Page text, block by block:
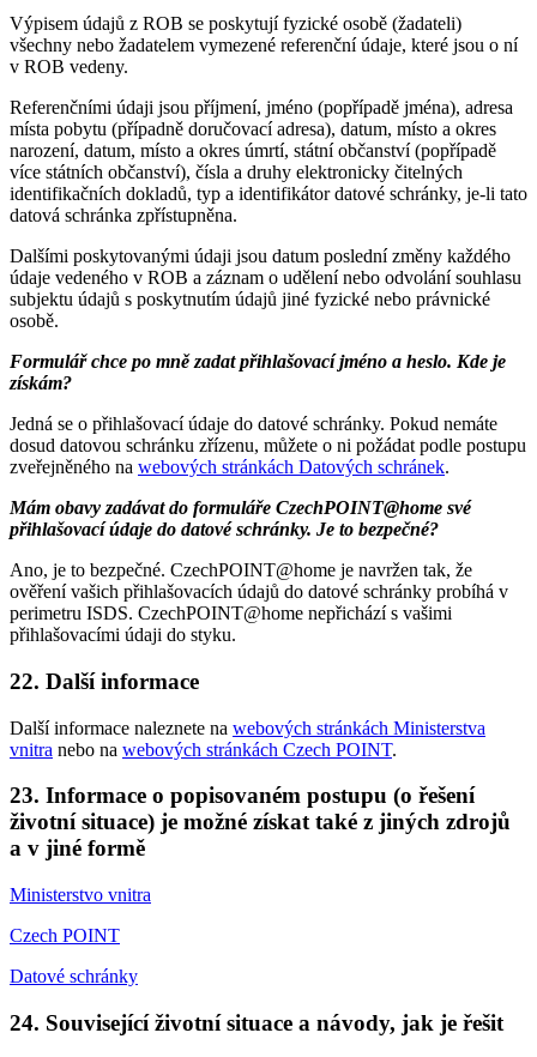
Výpisem údajů z ROB se poskytují fyzické osobě (žadateli)
všechny nebo žadatelem vymezené referenční údaje, které jsou o ní
v ROB vedeny.
Referenčními údaji jsou příjmení, jméno (popřípadě jména), adresa
místa pobytu (případně doručovací adresa), datum, místo a okres
narození, datum, místo a okres úmrtí, státní občanství (popřípadě
více státních občanství), čísla a druhy elektronicky čitelných
identifikačních dokladů, typ a identifikátor datové schránky, je-li tato
datová schránka zpřístupněna.
Dalšími poskytovanými údaji jsou datum poslední změny každého
údaje vedeného v ROB a záznam o udělení nebo odvolání souhlasu
subjektu údajů s poskytnutím údajů jiné fyzické nebo právnické
osobě.
Formulář chce po mně zadat přihlašovací jméno a heslo. Kde je
získám?
Jedná se o přihlašovací údaje do datové schránky. Pokud nemáte
dosud datovou schránku zřízenu, můžete o ni požádat podle postupu
zveřejněného na webových stránkách Datových schránek.
Mám obavy zadávat do formuláře CzechPOINT@home své
přihlašovací údaje do datové schránky. Je to bezpečné?
Ano, je to bezpečné. CzechPOINT@home je navržen tak, že
ověření vašich přihlašovacích údajů do datové schránky probíhá v
perimetru ISDS. CzechPOINT@home nepřichází s vašimi
přihlašovacími údaji do styku.
22. Další informace
Další informace naleznete na webových stránkách Ministerstva
vnitra nebo na webových stránkách Czech POINT.
23. Informace o popisovaném postupu (o řešení
životní situace) je možné získat také z jiných zdrojů
a v jiné formě
Ministerstvo vnitra
Czech POINT
Datové schránky
24. Související životní situace a návody, jak je řešit